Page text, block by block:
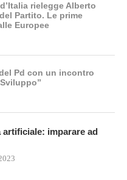
rielegge Alberto
Partito. Le prime
Europee
Pd con un incontro
artificiale: imparare ad